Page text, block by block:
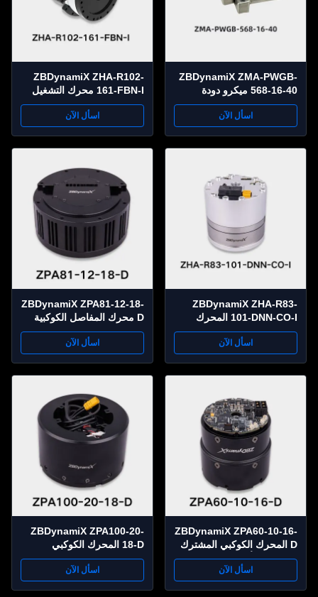
ZBDynamiX ZMA-PWGB-
568-16-40 ميكرو دودة
محرك التروس 600 mNm
تخفيض
اسأل الآن
ZBDynamiX ZHA-R102-
161-FBN-I محرك التشغيل
المشترك الهارموني عالي
اسأل الآن
ZBDynamiX ZHA-R83-
101-DNN-CO-I المحرك
المشترك التوافقي المتكامل |
متر، نسبة 101:1، القطر
اسأل الآن
ZBDynamiX ZPA81-12-18-
D محرك المفاصل الكوكبية
المتكاملة 90 Nm عزم دوران
ذروة، نسبة 18:1، OD105 مماسأل الآن
ZBDynamiX ZPA60-10-16-
D المحرك الكوكبي المشترك
المتكامل | أقصى عزم دوران
OD69 ملم
اسأل الآن
ZBDynamiX ZPA100-20-
18-D المحرك الكوكبي
المشترك عالي عزم الدوران
للروبوتات | ذروة عزم الدوران
300 نيوتن متر، نسبة 18:1،
اسأل الآن